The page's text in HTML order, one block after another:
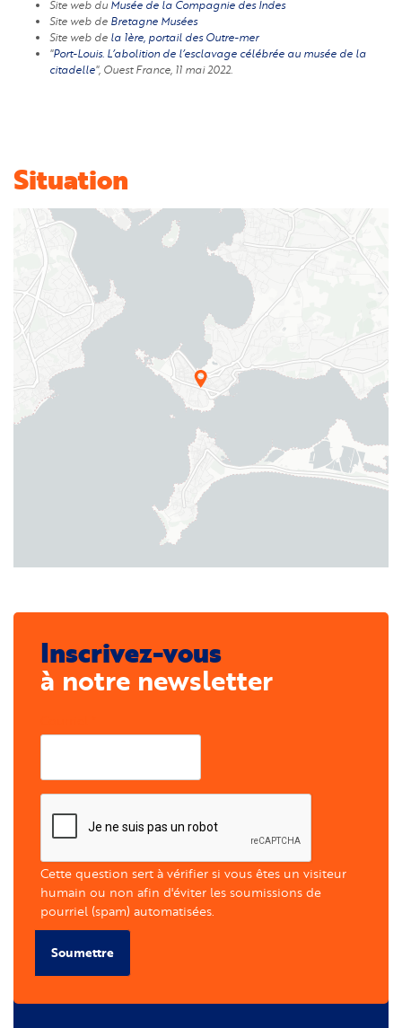
Site web du Musée de la Compagnie des Indes
Site web de Bretagne Musées
Site web de la 1ère, portail des Outre-mer
"Port-Louis. L’abolition de l’esclavage célébrée au musée de la
citadelle", Ouest France, 11 mai 2022.
Situation
Inscrivez-vous
à notre newsletter
Cette question sert à vérifier si vous êtes un visiteur
humain ou non afin d'éviter les soumissions de
pourriel (spam) automatisées.
Soumettre